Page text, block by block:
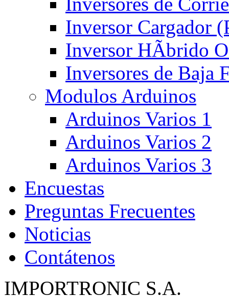
Inversor Cargador
Inversor HÃ­brido
Inversores de Baja
Modulos Arduinos
Arduinos Varios 1
Arduinos Varios 2
Arduinos Varios 3
Encuestas
Preguntas Frecuentes
Noticias
Contátenos
IMPORTRONIC S.A.